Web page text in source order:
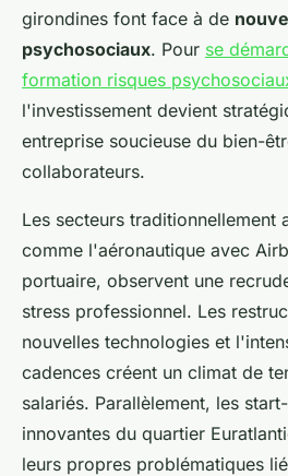
girondines font face à de
psychosociaux. Pour se
formation risques
l'investissement devient
entreprise soucieuse du bien-
collaborateurs.
Les secteurs traditionnellement
comme l'aéronautique avec
portuaire, observent une
stress professionnel. Les
nouvelles technologies et
cadences créent un climat de
salariés. Parallèlement, les
innovantes du quartier
leurs propres problématiques